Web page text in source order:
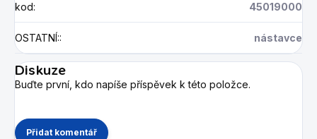
kod: 45019000
OSTATNÍ:: nástavce
Diskuze
Buďte první, kdo napíše příspěvek k této položce.
Přidat komentář